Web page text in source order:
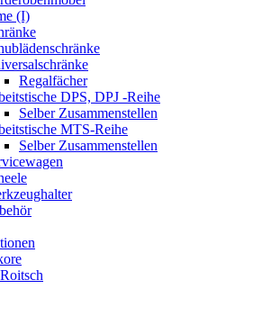
(I)
Regalfächer
DPS, DPJ -Reihe
Selber Zusammenstellen
MTS-Reihe
Selber Zusammenstellen